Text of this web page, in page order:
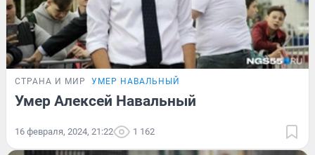
СТРАНА И МИР УМЕР НАВАЛЬНЫЙ
Умер Алексей Навальный
16 февраля, 2024, 21:22 1 162